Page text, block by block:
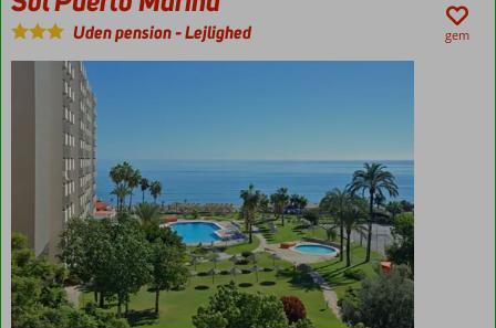
plads til
4
Uden pension-Lejlighed gem